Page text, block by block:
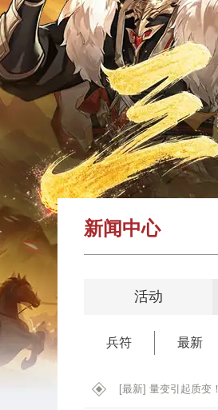
新闻中心
活动
兵符 最新
[最新] 量变引起质变